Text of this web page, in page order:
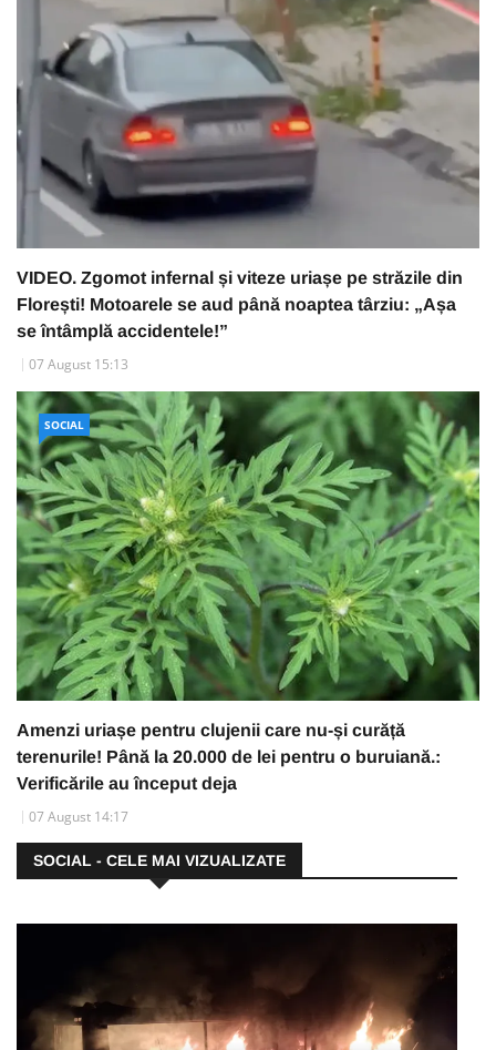
VIDEO. Zgomot infernal și viteze uriașe pe străzile din
Florești! Motoarele se aud până noaptea târziu: „Așa
se întâmplă accidentele!”
07 August 15:13
SOCIAL
Amenzi uriașe pentru clujenii care nu-și curăță
terenurile! Până la 20.000 de lei pentru o buruiană.:
Verificările au început deja
07 August 14:17
SOCIAL - CELE MAI VIZUALIZATE